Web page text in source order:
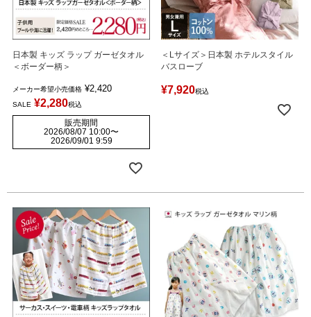
日本製 キッズ ラップ ガーゼタオル
＜ボーダー柄＞
メーカー希望小売価格 ¥2,420
SALE ¥2,280税込
販売期間
2026/08/07 10:00〜
2026/09/01 9:59
＜Lサイズ＞日本製 ホテルスタイル
バスローブ
¥7,920税込